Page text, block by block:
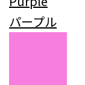
パープル